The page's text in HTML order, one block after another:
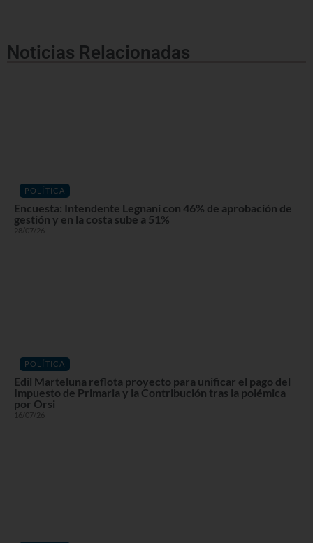
Noticias Relacionadas
POLÍTICA
Encuesta: Intendente Legnani con 46% de aprobación de
gestión y en la costa sube a 51%
28/07/26
POLÍTICA
Edil Marteluna reflota proyecto para unificar el pago del
Impuesto de Primaria y la Contribución tras la polémica
por Orsi
16/07/26